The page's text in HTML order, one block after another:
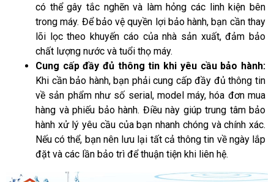
có thể gây tắc nghẽn và làm hỏng các linh kiện bên
trong máy. Để bảo vệ quyền lợi bảo hành, bạn cần thay
lõi lọc theo khuyến cáo của nhà sản xuất, đảm bảo
chất lượng nước và tuổi thọ máy.
Cung cấp đầy đủ thông tin khi yêu cầu bảo hành:
Khi cần bảo hành, bạn phải cung cấp đầy đủ thông tin
về sản phẩm như số serial, model máy, hóa đơn mua
hàng và phiếu bảo hành. Điều này giúp trung tâm bảo
hành xử lý yêu cầu của bạn nhanh chóng và chính xác.
Nếu có thể, bạn nên lưu lại tất cả thông tin về ngày lắp
đặt và các lần bảo trì để thuận tiện khi liên hệ.